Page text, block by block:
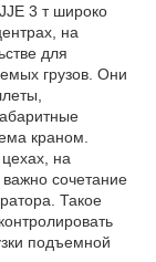
3 т широко
на
для
грузов. Они
краном.
на
важно сочетание
Такое
подъемной